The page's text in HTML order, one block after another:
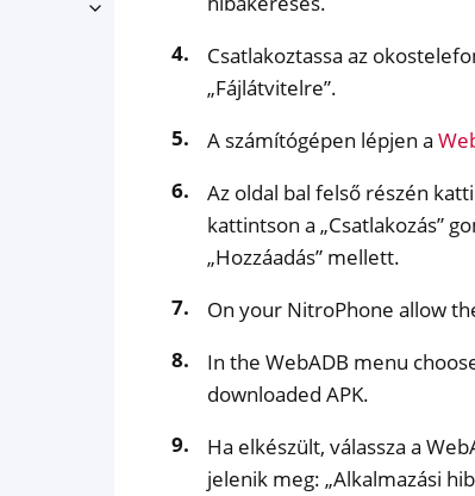
Toggle navigation of Szoftver
Csatlakoztassa az
„Fájlátvitelre”.
A számítógépen lépjen a
Az oldal bal felső részén
kattintson a „Csatlakozás”
„Hozzáadás” mellett.
On your NitroPhone allow
In the WebADB menu
downloaded APK.
Ha elkészült, válassza a
jelenik meg: „Alkalmazási